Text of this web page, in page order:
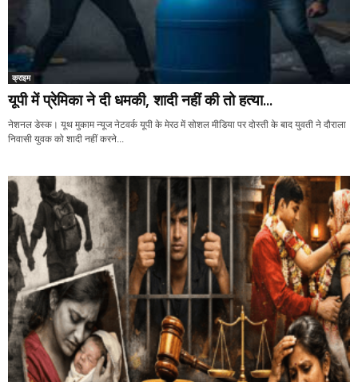
क्राइम
यूपी में प्रेमिका ने दी धमकी, शादी नहीं की तो हत्या...
नेशनल डेस्क। यूथ मुकाम न्यूज नेटवर्क यूपी के मेरठ में सोशल मीडिया पर दोस्ती के बाद युवती ने दौराला
निवासी युवक को शादी नहीं करने...